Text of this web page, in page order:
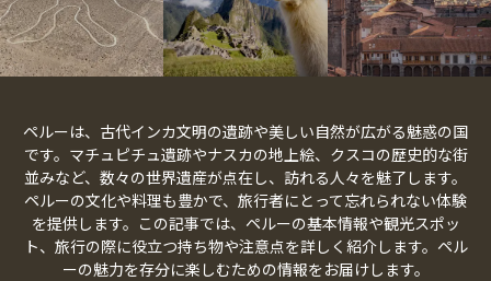
ペルーは、古代インカ文明の遺跡や美しい自然が広がる魅惑の国
です。マチュピチュ遺跡やナスカの地上絵、クスコの歴史的な街
並みなど、数々の世界遺産が点在し、訪れる人々を魅了します。
ペルーの文化や料理も豊かで、旅行者にとって忘れられない体験
を提供します。この記事では、ペルーの基本情報や観光スポッ
ト、旅行の際に役立つ持ち物や注意点を詳しく紹介します。ペル
ーの魅力を存分に楽しむための情報をお届けします。